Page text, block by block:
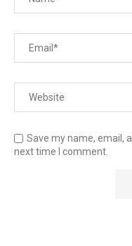
Save my name, email,
next time I comment.